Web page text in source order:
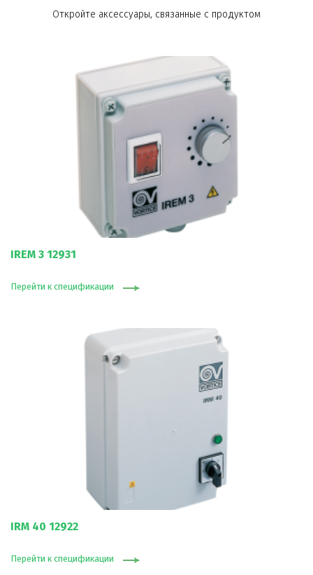
Откройте аксессуары, связанные с продуктом
IREM 3 12931
Перейти к спецификации
IRM 40 12922
Перейти к спецификации